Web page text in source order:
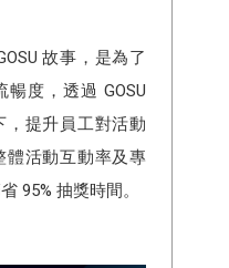
故事，是為了
度，透過 GOSU
，提升員工對活動
體活動互動率及專
95% 抽獎時間。